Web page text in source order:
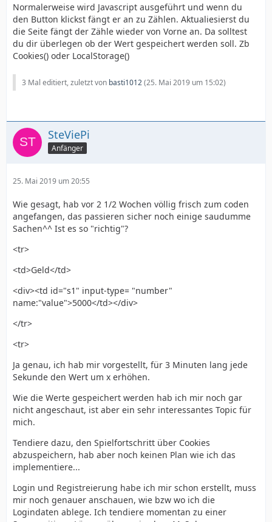
Normalerweise wird Javascript ausgeführt und wenn du
den Button klickst fängt er an zu Zählen. Aktualiesierst du
die Seite fängt der Zähle wieder von Vorne an. Da solltest
du dir überlegen ob der Wert gespeichert werden soll. Zb
Cookies() oder LocalStorage()
3 Mal editiert, zuletzt von basti1012(25. Mai 2019 um 15:02)
SteViePi
Anfänger
25. Mai 2019 um 20:55
Wie gesagt, hab vor 2 1/2 Wochen völlig frisch zum coden
angefangen, das passieren sicher noch einige saudumme
Sachen^^ Ist es so "richtig"?
<tr>
<td>Geld</td>
<div><td id="s1" input-type= "number"
name:"value">5000</td></div>
</tr>
<tr>
Ja genau, ich hab mir vorgestellt, für 3 Minuten lang jede
Sekunde den Wert um x erhöhen.
Wie die Werte gespeichert werden hab ich mir noch gar
nicht angeschaut, ist aber ein sehr interessantes Topic für
mich.
Tendiere dazu, den Spielfortschritt über Cookies
abzuspeichern, hab aber noch keinen Plan wie ich das
implementiere...
Login und Registreierung habe ich mir schon erstellt, muss
mir noch genauer anschauen, wie bzw wo ich die
Logindaten ablege. Ich tendiere momentan zu einer